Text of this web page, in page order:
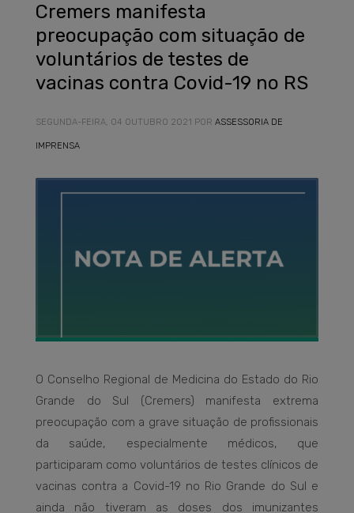
Cremers manifesta
preocupação com situação de
voluntários de testes de
vacinas contra Covid-19 no RS
SEGUNDA-FEIRA, 04 OUTUBRO 2021 POR ASSESSORIA DE
IMPRENSA
O Conselho Regional de Medicina do Estado do Rio
Grande do Sul (Cremers) manifesta extrema
preocupação com a grave situação de profissionais
da saúde, especialmente médicos, que
participaram como voluntários de testes clínicos de
vacinas contra a Covid-19 no Rio Grande do Sul e
ainda não tiveram as doses dos imunizantes